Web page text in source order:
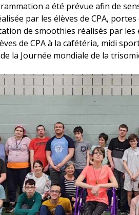
a été prévue afin de
par les élèves de CPA,
de smoothies réalisés par
de CPA à la cafétéria, midi
la Journée mondiale de la